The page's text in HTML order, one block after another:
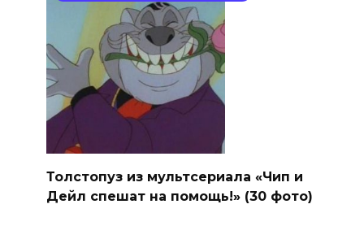
Толстопуз из мультсериала «Чип и
Дейл спешат на помощь!» (30 фото)